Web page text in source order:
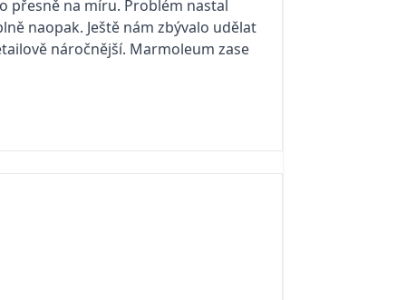
přesně na míru. Problém nastal
naopak. Ještě nám zbývalo udělat
náročnější. Marmoleum zase